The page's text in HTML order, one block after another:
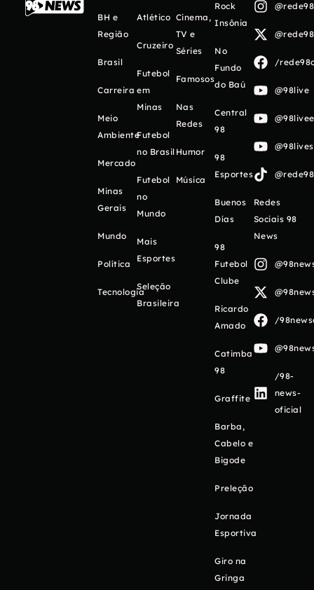
BH e
Região
Brasil
Carreira
Meio
Ambiente
Mercado
Minas
Gerais
Mundo
Política
Tecnologia
Atlético
Cruzeiro
Futebol
em
Minas
Futebol
no Brasil
Futebol
no
Mundo
Mais
Esportes
Seleção
Brasileira
Cinema,
TV e
Séries
Famosos
Nas
Redes
Humor
Música
Rock
Insônia
No
Fundo
do Baú
Central
98
98
Esportes
Buenos
Días
98
Futebol
Clube
Ricardo
Amado
Catimba
98
Graffite
Barba,
Cabelo e
Bigode
Preleção
Jornada
Esportiva
Giro na
Gringa
/
@98live
Redes
Sociais 98
News
/
/98-
news-
oficial